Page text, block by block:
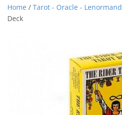
Home / Tarot - Oracle - Lenormand
Deck